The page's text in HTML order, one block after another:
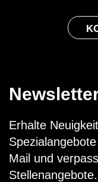
Erhalte
Mail und
Stellenangebote.